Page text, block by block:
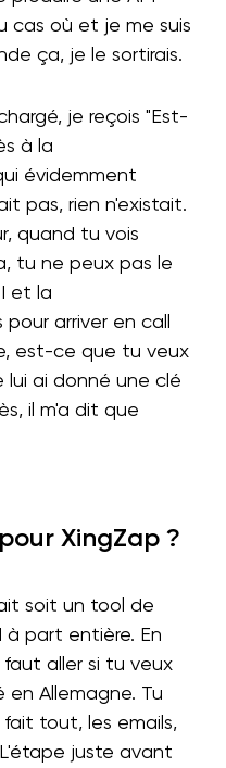
cas où et je me suis
ça, je le sortirais.
je reçois "Est-
à la
évidemment
pas, rien n'existait.
quand tu vois
tu ne peux pas le
et la
arriver en call
est-ce que tu veux
lui ai donné une clé
il m'a dit que
XingZap ?
soit un tool de
part entière. En
aller si tu veux
en Allemagne. Tu
tout, les emails,
juste avant